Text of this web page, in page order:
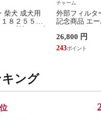
柴犬 成犬用
８２５５０
日便
チャーム
外部フィルタ
記念商品 エー
５０Ｈｚ 東日
アリウム 関東
26,800 円
243
キング
位